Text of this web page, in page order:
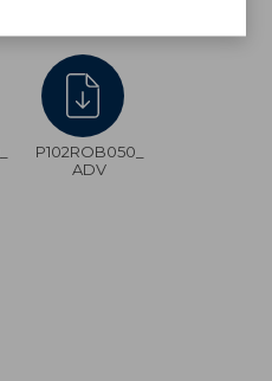
P102ROB050_
ADV